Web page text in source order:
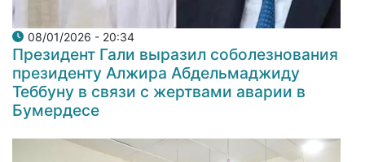
08/01/2026 - 20:34
Президент Гали выразил соболезнования
президенту Алжира Абдельмаджиду
Теббуну в связи с жертвами аварии в
Бумердесе